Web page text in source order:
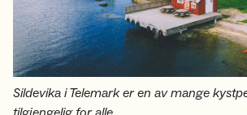
Sildevika i Telemark er en av mange